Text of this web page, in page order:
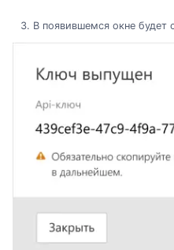
В появившемся окне будет